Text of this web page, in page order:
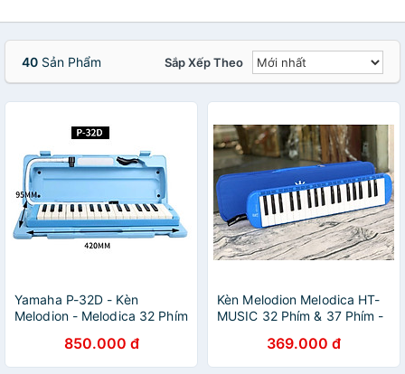
40 Sản Phẩm Sắp Xếp Theo
Yamaha P-32D - Kèn
Melodion - Melodica 32 Phím
Hàng Chính Hãng
850.000 đ
Kèn Melodion Melodica HT-
MUSIC 32 Phím & 37 Phím -
369.000 đ